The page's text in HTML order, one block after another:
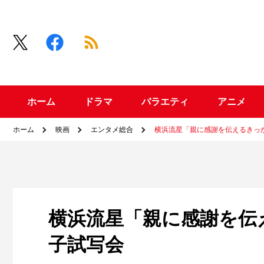
ホーム ドラマ バラエティ アニメ
ホーム 映画 エンタメ総合 横浜流星「親に感謝を伝えるき
横浜流星「親に感謝を
子試写会